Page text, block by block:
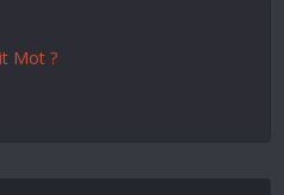
Mot ?